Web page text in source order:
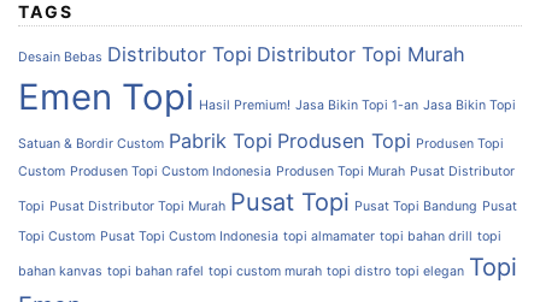
TAGS
Desain Bebas Distributor Topi Distributor Topi Murah
Emen Topi Hasil Premium! Jasa Bikin Topi 1-an Jasa Bikin Topi
Satuan & Bordir Custom Pabrik Topi Produsen Topi Produsen Topi
Custom Produsen Topi Custom Indonesia Produsen Topi Murah Pusat Distributor
Topi Pusat Distributor Topi Murah Pusat Topi Pusat Topi Bandung Pusat
Topi Custom Pusat Topi Custom Indonesia topi almamater topi bahan drill topi
bahan kanvas topi bahan rafel topi custom murah topi distro topi elegan Topi